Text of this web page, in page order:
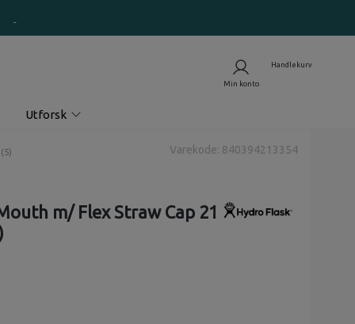
Utforsk
( stemmer:
5) Varekode: 840394213354
m/ Flex Straw Cap 21